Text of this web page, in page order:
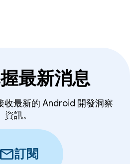
最新消息
收最新的 Android 開發洞察
資訊。
mail訂閱